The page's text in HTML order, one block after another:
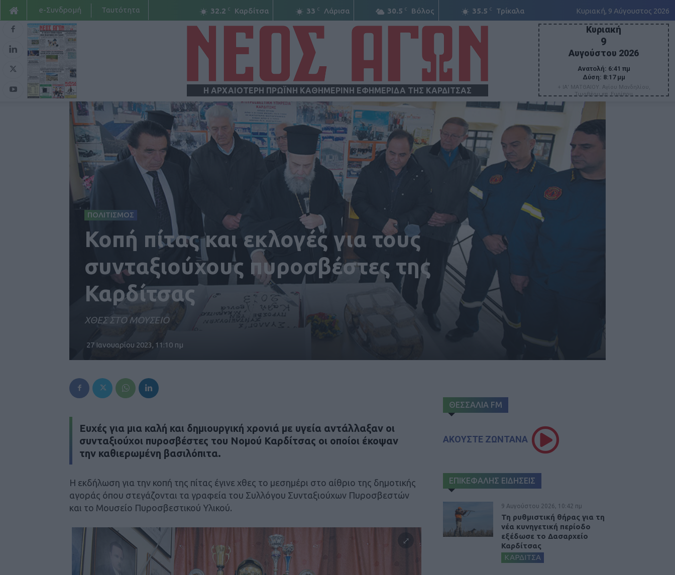
32.2 C Καρδίτσα 33 C Λάρισα 30.5 C Βόλος 35.5 C Τρίκαλα Κυριακή, 9 Αύγουστος 2026
e-Συνδρομή Ταυτότητα
Η ΑΡΧΑΙΟΤΕΡΗ ΠΡΩΪΝΗ ΚΑΘΗΜΕΡΙΝΗ ΕΦΗΜΕΡΙΔΑ ΤΗΣ ΚΑΡΔΙΤΣΑΣ
ΝΕΟΣ
ΑΓΩΝ
Κυριακή
9
Αυγούστου 2026
Ανατολή: 6:41 πμ
Δύση: 8:17 μμ
+ ΙΑ' ΜΑΤΘΑΙΟΥ. Αγίου Μανδηλίου,
Τιμοθέου επ. Ευρίπου
ΠΟΛΙΤΙΣΜΟΣ
Κοπή πίτας και εκλογές για τους
συνταξιούχους πυροσβέστες της
Καρδίτσας
ΧΘΕΣ ΣΤΟ ΜΟΥΣΕΙΟ
27 Ιανουαρίου 2023, 11:10 πμ
Eυχές για μια καλή και δημιουργική χρονιά με υγεία αντάλλαξαν οι
συνταξιούχοι πυροσβέστες του Νομού Καρδίτσας οι οποίοι έκοψαν
την καθιερωμένη βασιλόπιτα.
Η εκδήλωση για την κοπή της πίτας έγινε χθες το μεσημέρι στο αίθριο της δημοτικής
αγοράς όπου στεγάζονται τα γραφεία του Συλλόγου Συνταξιούχων Πυροσβεστών
και το Μουσείο Πυροσβεστικού Υλικού.
ΘΕΣΣΑΛΙΑ FM
ΑΚΟΥΣΤΕ ΖΩΝΤΑΝΑ
ΕΠΙΚΕΦΑΛΗΣ ΕΙΔΗΣΕΙΣ
9 Αυγούστου 2026, 10:42 πμ
Τη ρυθμιστική θήρας για τη
νέα κυνηγετική περίοδο
εξέδωσε το Δασαρχείο
Καρδίτσας
ΚΑΡΔΙΤΣΑ